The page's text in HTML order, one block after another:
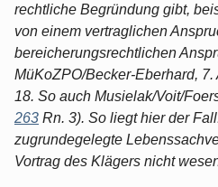
rechtliche Begründung gibt,
von einem vertraglichen
bereicherungsrechtlichen
MüKoZPO/Becker-Eberhard, 7.
18. So auch Musielak/Voit/
263 Rn. 3). So liegt hier der
zugrundegelegte
Vortrag des Klägers nicht